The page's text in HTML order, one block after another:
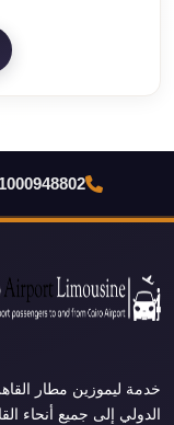
01000948802
خدمة ليموزين مطار
الدولي إلى جميع أنحاء